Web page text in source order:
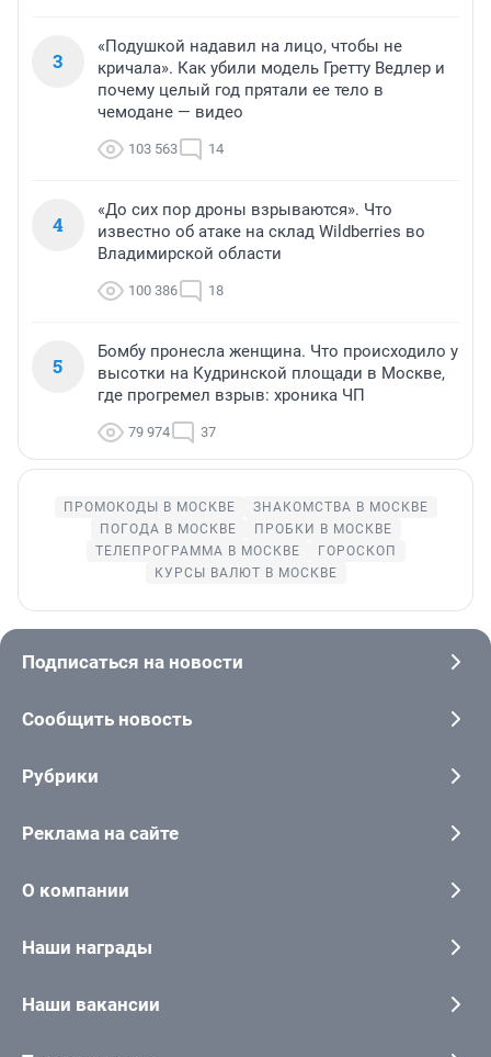
3
«Подушкой надавил на лицо, чтобы не
кричала». Как убили модель Гретту Ведлер и
почему целый год прятали ее тело в
чемодане — видео
103 563 14
4
«До сих пор дроны взрываются». Что
известно об атаке на склад Wildberries во
Владимирской области
100 386 18
5
Бомбу пронесла женщина. Что происходило у
высотки на Кудринской площади в Москве,
где прогремел взрыв: хроника ЧП
79 974 37
ПРОМОКОДЫ В МОСКВЕ
ЗНАКОМСТВА В МОСКВЕ
ПОГОДА В МОСКВЕ
ПРОБКИ В МОСКВЕ
ТЕЛЕПРОГРАММА В МОСКВЕ
ГОРОСКОП
КУРСЫ ВАЛЮТ В МОСКВЕ
Подписаться на новости
Сообщить новость
Рубрики
Реклама на сайте
О компании
Наши награды
Наши вакансии